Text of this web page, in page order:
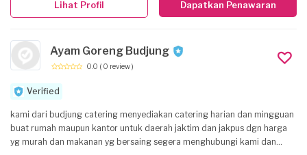
Dapatkan Penawaran
Lihat Profil
Ayam Goreng Budjung
0.0 ( 0 review )
Verified
kami dari budjung catering menyediakan catering harian dan mingguan
buat rumah maupun kantor untuk daerah jaktim dan jakpus dgn harga
yg murah dan makanan yg bersaing segera menghubungi kami dan